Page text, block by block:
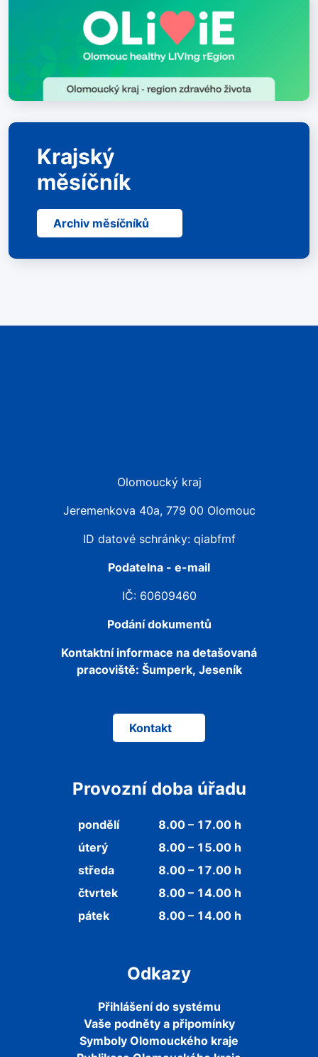
Krajský
měsíčník
Archiv měsíčníků
Olomoucký kraj
Jeremenkova 40a, 779 00 Olomouc
ID datové schránky: qiabfmf
Podatelna - e-mail
IČ: 60609460
Podání dokumentů
Kontaktní informace na detašovaná
pracoviště: Šumperk, Jeseník
Kontakt
Provozní doba úřadu
pondělí
8.00 – 17.00 h
úterý
8.00 – 15.00 h
středa
8.00 – 17.00 h
čtvrtek
8.00 – 14.00 h
pátek
8.00 – 14.00 h
Odkazy
Přihlášení do systému
Vaše podněty a připomínky
Symboly Olomouckého kraje